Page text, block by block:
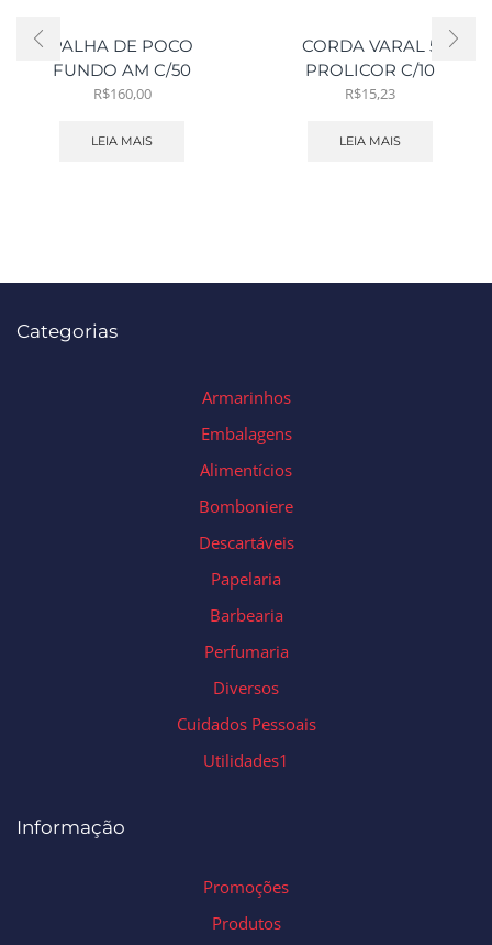
PALHA DE POCO
FUNDO AM C/50
R$160,00
LEIA MAIS
CORDA VARAL 5
PROLICOR C/10
R$15,23
LEIA MAIS
Categorias
Armarinhos
Embalagens
Alimentícios
Bomboniere
Descartáveis
Papelaria
Barbearia
Perfumaria
Diversos
Cuidados Pessoais
Utilidades1
Informação
Promoções
Produtos